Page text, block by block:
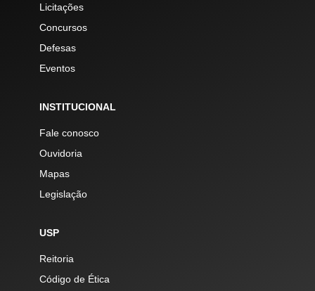
Licitações
Concursos
Defesas
Eventos
INSTITUCIONAL
Fale conosco
Ouvidoria
Mapas
Legislação
USP
Reitoria
Código de Ética